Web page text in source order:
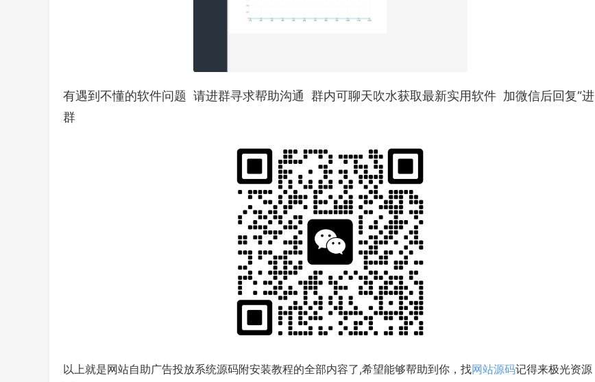
有遇到不懂的软件问题 请进群寻求帮助沟通 群内可聊天吹水获取最新实用软件 加微信后回复“进
群
以上就是网站自助广告投放系统源码附安装教程的全部内容了,希望能够帮助到你，找网站源码记得来极光资源